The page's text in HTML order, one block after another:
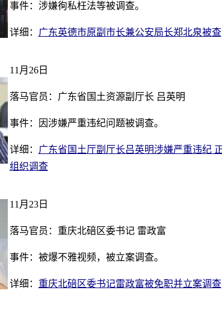
事件：涉嫌徇私枉法等被调查。
详细： 广东英德市原副市长兼公安局长郑北泉被查
11月26日
落马官员：广东省国土资源副厅长 吕英明
事件：因涉嫌严重违纪问题被调查。
详细： 广东省国土厅副厅长吕英明涉嫌严重违纪
组织调查
11月23日
落马官员：重庆北碚区委书记 雷政富
事件：被爆不雅视频，被立案调查。
详细： 重庆北碚区委书记雷政富被免职并立案调查